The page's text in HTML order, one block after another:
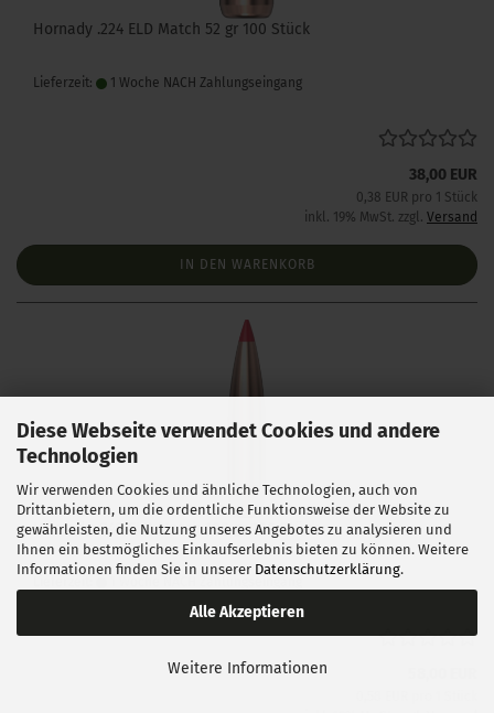
Diese Webseite verwendet Cookies und andere
Technologien
Wir verwenden Cookies und ähnliche Technologien, auch von
Drittanbietern, um die ordentliche Funktionsweise der Website zu
gewährleisten, die Nutzung unseres Angebotes zu analysieren und
Ihnen ein bestmögliches Einkaufserlebnis bieten zu können. Weitere
Informationen finden Sie in unserer Datenschutzerklärung.
Alle Akzeptieren
Weitere Informationen
Hornady .224 ELD Match 52 gr 100 Stück
Lieferzeit: 1 Woche NACH Zahlungseingang
38,00 EUR
0,38 EUR pro 1 Stück
inkl. 19% MwSt. zzgl. Versand
IN DEN WARENKORB
Hornady .243 ELD Match 108 gr 100 Stück